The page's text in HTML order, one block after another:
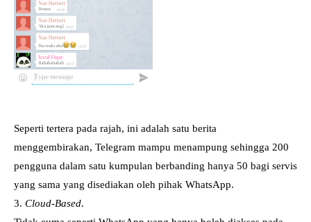
Seperti tertera pada rajah, ini adalah satu berita
menggembirakan, Telegram mampu menampung sehingga 200
pengguna dalam satu kumpulan berbanding hanya 50 bagi servis
yang sama yang disediakan oleh pihak WhatsApp.
3. Cloud-Based.